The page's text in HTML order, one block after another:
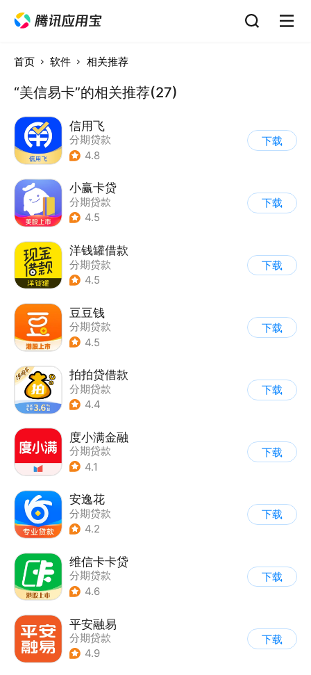
首页 软件 相关推荐
“美信易卡”的相关推荐(27)
信用飞
分期贷款
4.8
下载
小赢卡贷
分期贷款
4.5
下载
洋钱罐借款
分期贷款
4.5
下载
豆豆钱
分期贷款
4.5
下载
拍拍贷借款
分期贷款
4.4
下载
度小满金融
分期贷款
4.1
下载
安逸花
分期贷款
4.2
下载
维信卡卡贷
分期贷款
4.6
下载
平安融易
分期贷款
4.9
下载